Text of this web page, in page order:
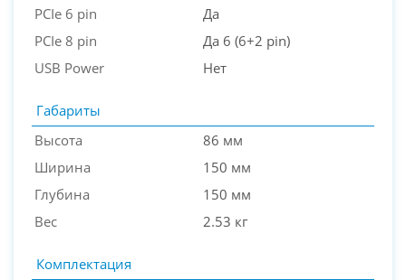
PCIe 6 pin
Да
PCIe 8 pin
Да 6 (6+2 pin)
USB Power
Нет
Габариты
Высота
86 мм
Ширина
150 мм
Глубина
150 мм
Вес
2.53 кг
Комплектация